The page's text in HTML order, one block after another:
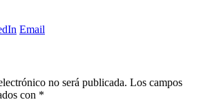
Email
no será publicada. Los campos
con *